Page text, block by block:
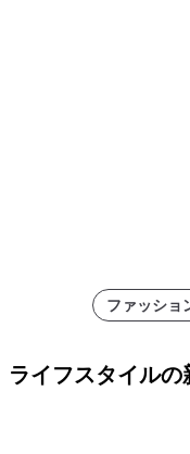
ファッショ
ライフスタイルの